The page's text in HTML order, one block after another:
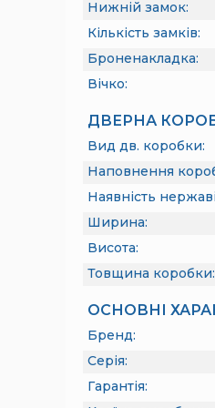
Нижній замок:
Кількість замків:
Броненакладка:
Вічко:
ДВЕРНА
Вид дв. коробки:
Наповнення
Наявність
Ширина:
Висота:
Товщина коробки:
ОСНОВНІ
Бренд:
Серія:
Гарантія: